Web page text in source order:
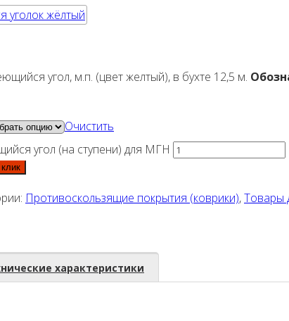
угол, м.п. (цвет желтый), в бухте 12,5 м.
Очистить
угол (на ступени) для МГН
Противоскользящие покрытия (коврики),Товары
характеристики